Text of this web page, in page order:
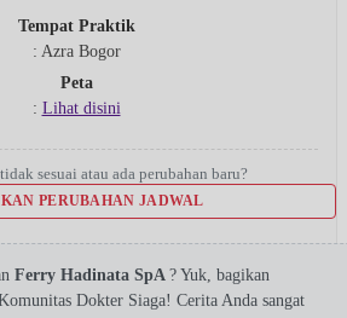
Tempat Praktik
: Azra Bogor
Peta
: Lihat disini
sesuai atau ada perubahan baru?
PERUBAHAN JADWAL
Ferry Hadinata SpA ? Yuk, bagikan
Dokter Siaga! Cerita Anda sangat